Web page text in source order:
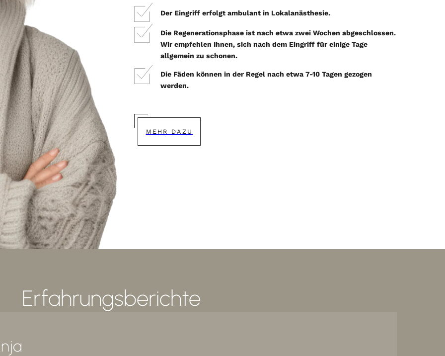
Der Eingriff erfolgt ambulant in Lokalanästhesie.
Die Regenerationsphase ist nach etwa zwei Wochen abgeschlossen.
Wir empfehlen Ihnen, sich nach dem Eingriff für einige Tage
allgemein zu schonen.
Die Fäden können in der Regel nach etwa 7-10 Tagen gezogen
werden.
MEHR DAZU
Erfahrungsberichte